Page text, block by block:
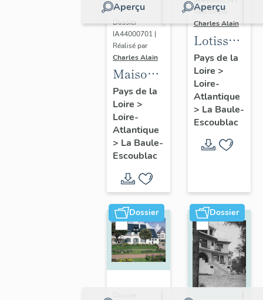
Aperçu
Dossier
IA44000701 |
Réalisé par
Charles Alain
Maison
dite villa
balnéaire
Ohentzea,
7 avenue
Professeur-
Thiroloix
Pays de la
Loire >
Loire-
Atlantique
> La Baule-
Escoublac
Aperçu
Réalisé par
Charles Alain
concerté
Benoit
Pays de la
Loire >
Loire-
Atlantique
> La Baule-
Escoublac
Dossier Dossier